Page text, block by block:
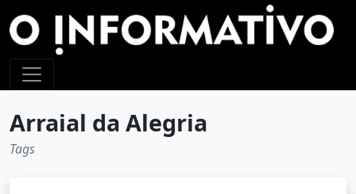
Arraial da Alegria
Tags